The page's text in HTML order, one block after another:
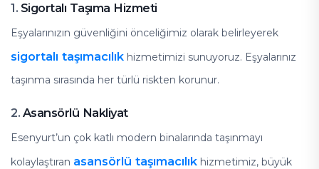
1. Sigortalı Taşıma Hizmeti
Eşyalarınızın güvenliğini önceliğimiz olarak belirleyerek
sigortalı taşımacılık hizmetimizi sunuyoruz. Eşyalarınız
taşınma sırasında her türlü riskten korunur.
2. Asansörlü Nakliyat
Esenyurt’un çok katlı modern binalarında taşınmayı
kolaylaştıran asansörlü taşımacılık hizmetimiz, büyük